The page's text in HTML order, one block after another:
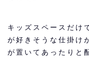
キッズスペースだけ
が好きそうな仕掛け
が置いてあったりと